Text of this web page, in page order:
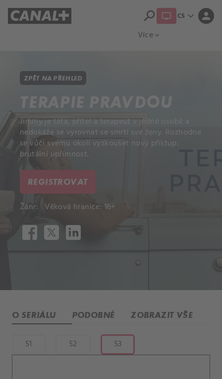
Více expand_more
search CS expand_more person
ZPĚT NA PŘEHLED
TERAPIE PRAVDOU
Jimmy je táta, přítel a terapeut v jedné osobě a
nedokáže se vyrovnat se smrtí své ženy. Rozhodne
se vůči svému okolí vyzkoušet nový přístup:
brutální upřímnost.
REGISTROVAT
Žánr: Věková hranice: 16+
O SERIÁLU PODOBNÉ ZOBRAZIT VŠE
S1 S2 S3